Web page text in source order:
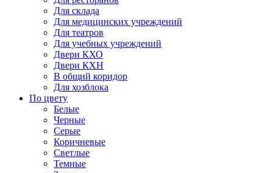
Для склада
Для медицинских учреждений
Для театров
Для учебных учреждений
Двери КХО
Двери КХН
В общий коридор
Для хозблока
По цвету
Белые
Черные
Серые
Коричневые
Светлые
Темные